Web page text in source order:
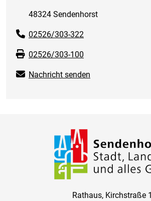
48324 Sendenhorst
02526/303-322
02526/303-100
Nachricht senden
Rathaus, Kirchstraße 1